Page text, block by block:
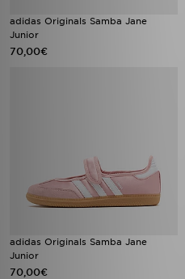
adidas Originals Samba Jane
Junior
70,00€
adidas Originals Samba Jane
Junior
70,00€